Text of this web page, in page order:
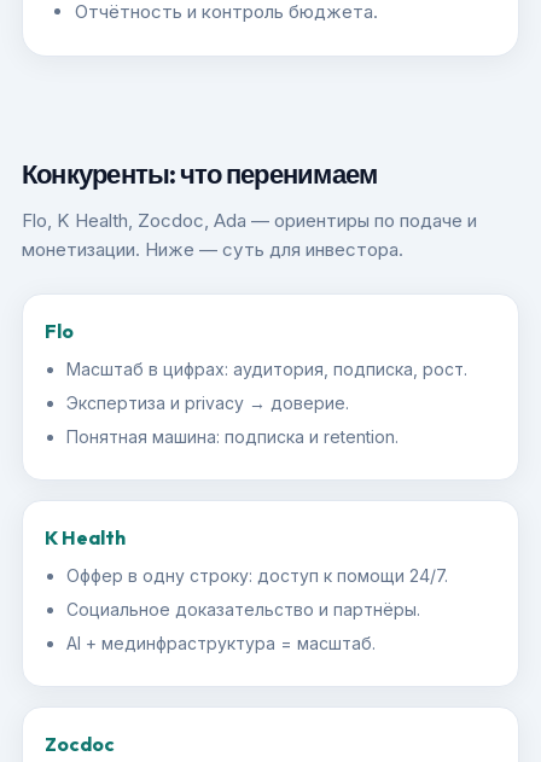
Отчётность и контроль бюджета.
Конкуренты: что перенимаем
Flo, K Health, Zocdoc, Ada — ориентиры по подаче и
монетизации. Ниже — суть для инвестора.
Flo
Масштаб в цифрах: аудитория, подписка, рост.
Экспертиза и privacy → доверие.
Понятная машина: подписка и retention.
K Health
Оффер в одну строку: доступ к помощи 24/7.
Социальное доказательство и партнёры.
AI + мединфраструктура = масштаб.
Zocdoc